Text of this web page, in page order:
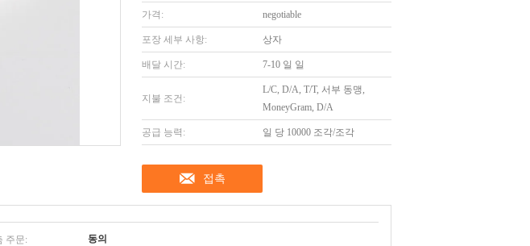
가격: negotiable
포장 세부 사항: 상자
배달 시간: 7-10 일 일
지불 조건:
L/C, D/A, T/T, 서부 동맹,
MoneyGram, D/A
공급 능력: 일 당 10000 조각/조각
접촉
주문: 동의